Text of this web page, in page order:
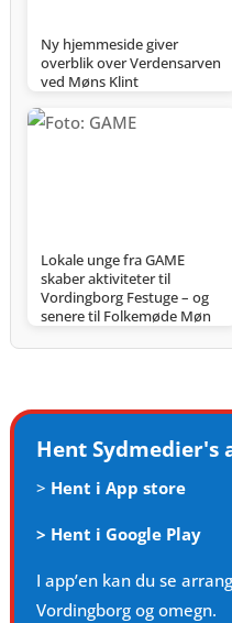
Ny hjemmeside giver
overblik over Verdensarven
ved Møns Klint
Lokale unge fra GAME
skaber aktiviteter til
Vordingborg Festuge – og
senere til Folkemøde Møn
Hent Sydmedier's
> Hent i App store
> Hent i Google Play
I app’en kan du se
Vordingborg og omegn.